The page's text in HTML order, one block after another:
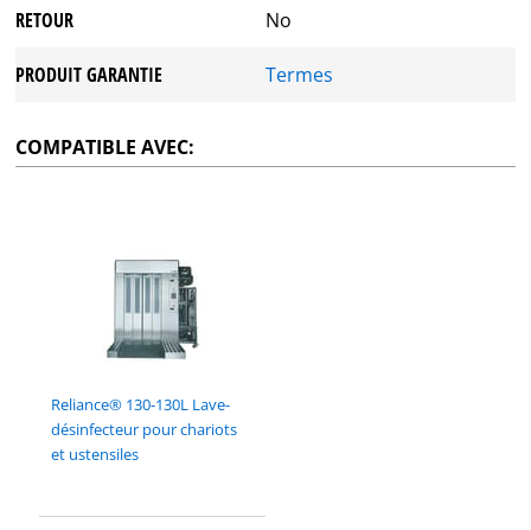
RETOUR No
PRODUIT GARANTIE Termes
COMPATIBLE AVEC:
Reliance® 130-130L Lave-
désinfecteur pour chariots
et ustensiles